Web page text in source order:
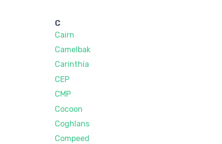
C
Cairn
Camelbak
Carinthia
CEP
CMP
Cocoon
Coghlans
Compeed